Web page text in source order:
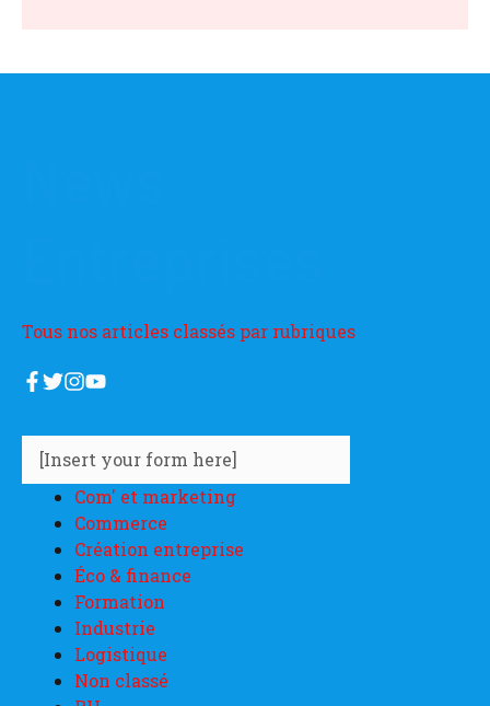
Tous nos articles classés par rubriques
[Insert your form here]
Com' et marketing
Commerce
Création entreprise
Éco & finance
Formation
Industrie
Logistique
Non classé